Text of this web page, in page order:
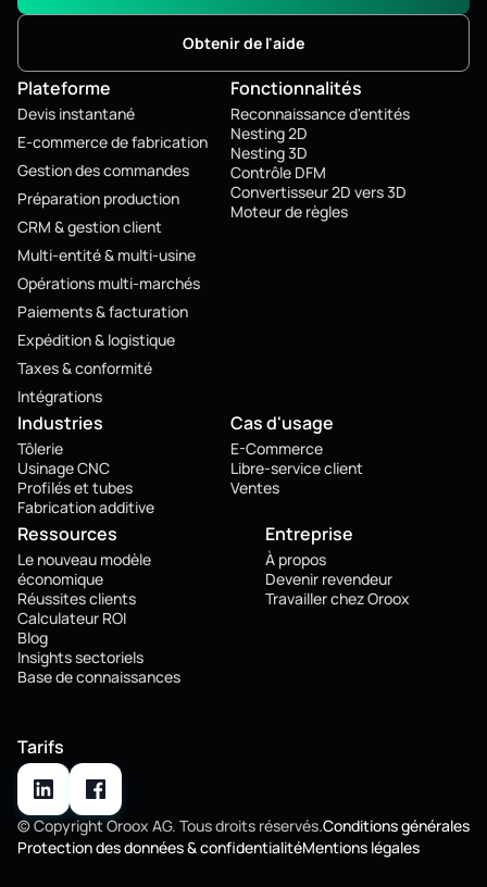
Plateforme
Devis instantané
E-commerce de fabrication
Gestion des commandes
Préparation production
CRM & gestion client
Multi-entité & multi-usine
Opérations multi-marchés
Paiements & facturation
Expédition & logistique
Taxes & conformité
Intégrations
Fonctionnalités
Reconnaissance d'entités
Nesting 2D
Nesting 3D
Contrôle DFM
Convertisseur 2D vers 3D
Moteur de règles
Industries
Tôlerie
Usinage CNC
Profilés et tubes
Fabrication additive
Cas d'usage
E-Commerce
Libre-service client
Ventes
Tarifs
Ressources
Le nouveau modèle
économique
Réussites clients
Calculateur ROI
Blog
Insights sectoriels
Base de connaissances
Entreprise
À propos
Devenir revendeur
Travailler chez Oroox
Obtenir de l'aide
© Copyright Oroox AG. Tous droits réservés.Conditions générales
Protection des données & confidentialitéMentions légales